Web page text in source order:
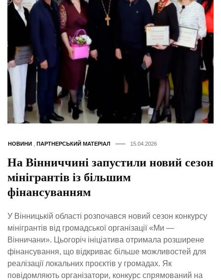
НОВИНИ ПАРТНЕРСЬКИЙ МАТЕРІАЛ 15.04.2026
На Вінниччині запустили новий сезон
мінігрантів із більшим
фінансуванням
У Вінницькій області розпочався новий сезон конкурсу
мінігрантів від громадської організації «Ми —
Вінничани». Цьогоріч ініціатива отримала розширене
фінансування, що відкриває більше можливостей для
реалізації локальних проєктів у громадах. Як
повідомляють організатори, конкурс спрямований на